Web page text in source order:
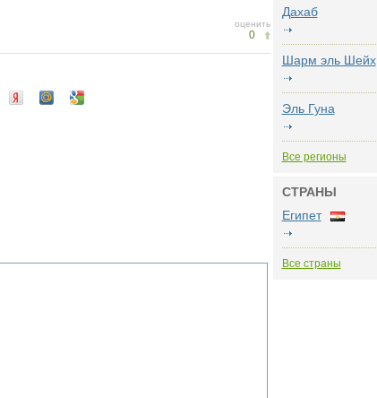
оценить
0
Дахаб
Шарм эль Шейх
Эль Гуна
Все регионы
СТРАНЫ
Египет
Все страны